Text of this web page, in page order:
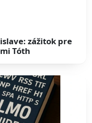
zážitok pre
Tóth